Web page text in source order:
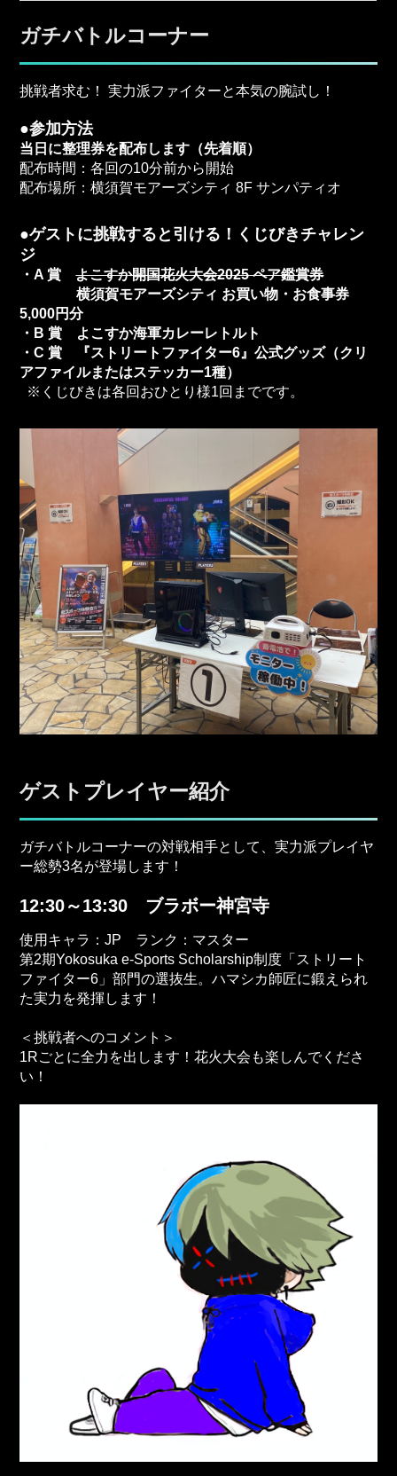
ガチバトルコーナー
挑戦者求む！ 実力派ファイターと本気の腕試し！
●参加方法
当日に整理券を配布します（先着順）
配布時間：各回の10分前から開始
配布場所：横須賀モアーズシティ 8F サンパティオ
●ゲストに挑戦すると引ける！くじびきチャレン
ジ
・A 賞よこすか開国花火大会2025 ペア鑑賞券
横須賀モアーズシティ お買い物・お食事券
5,000円分
・B 賞 よこすか海軍カレーレトルト
・C 賞 『ストリートファイター6』公式グッズ（クリ
アファイルまたはステッカー1種）
※くじびきは各回おひとり様1回までです。
ゲストプレイヤー紹介
ガチバトルコーナーの対戦相手として、実力派プレイヤ
ー総勢3名が登場します！
12:30～13:30 ブラボー神宮寺
使用キャラ：JP ランク：マスター
第2期Yokosuka e-Sports Scholarship制度「ストリート
ファイター6」部門の選抜生。ハマシカ師匠に鍛えられ
た実力を発揮します！
＜挑戦者へのコメント＞
1Rごとに全力を出します！花火大会も楽しんでくださ
い！